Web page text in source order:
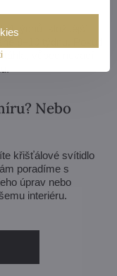
týdnů, složitější
8–10 týdnů. Pokud
vůbec nevadí -
Nebo
křišťálové svítidlo
poradíme s
úprav nebo
interiéru.